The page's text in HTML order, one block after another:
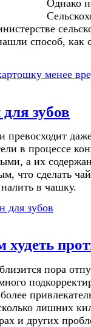
Однако
способ, как
менее
зубов
превосходит
в процессе
а их
что сделать
в чашку.
для зубов
пора
лишних
и других